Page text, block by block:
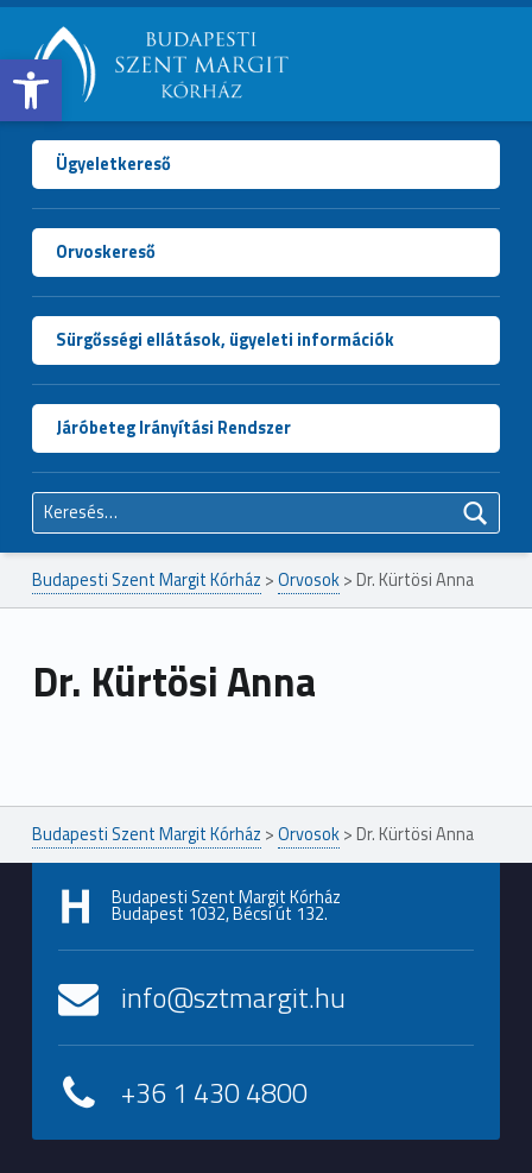
Open toolbar
BUDAPESTI
SZENT
MARGIT
KÓRHÁZ
Ügyeletkereső
Orvoskereső
Sürgősségi ellátások, ügyeleti információk
Járóbeteg Irányítási Rendszer
Keresés:
Budapesti Szent Margit Kórház >Orvosok> Dr. Kürtösi Anna
Dr. Kürtösi Anna
Budapesti Szent Margit Kórház >Orvosok> Dr. Kürtösi Anna
Budapesti Szent Margit Kórház
Budapest 1032, Bécsi út 132.
info@sztmargit.hu
+36 1 430 4800